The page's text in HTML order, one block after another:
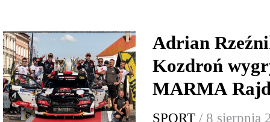
Adrian
Kozdroń
MARMA
SPORT / 8 sierpnia